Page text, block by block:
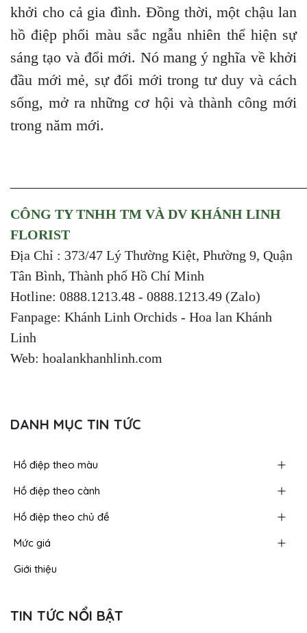
khởi cho cả gia đình. Đồng thời, một chậu lan
hồ điệp phối màu sắc ngẫu nhiên thể hiện sự
sáng tạo và đổi mới. Nó mang ý nghĩa về khởi
đầu mới mẻ, sự đổi mới trong tư duy và cách
sống, mở ra những cơ hội và thành công mới
trong năm mới.
CÔNG TY TNHH TM VÀ DV KHÁNH LINH
FLORIST
Địa Chỉ : 373/47 Lý Thường Kiệt, Phường 9, Quận
Tân Bình, Thành phố Hồ Chí Minh
Hotline: 0888.1213.48 - 0888.1213.49 (Zalo)
Fanpage: Khánh Linh Orchids - Hoa lan Khánh
Linh
Web: hoalankhanhlinh.com
DANH MỤC TIN TỨC
Hồ điệp theo màu
Hồ điệp theo cành
Hồ điệp theo chủ đề
Mức giá
Giới thiệu
TIN TỨC NỔI BẬT